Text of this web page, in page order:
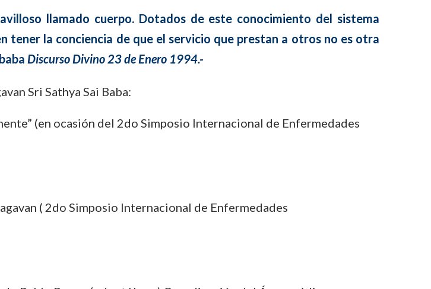
llamado cuerpo. Dotados de este conocimiento del sistema
tener la conciencia de que el servicio que prestan a otros no es otra
Discurso Divino 23 de Enero 1994.-
Sri Sathya Sai Baba:
(en ocasión del 2do Simposio Internacional de Enfermedades
( 2do Simposio Internacional de Enfermedades